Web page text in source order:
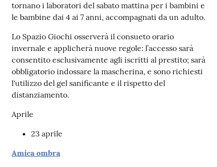
Casa
Piani
Archivio
storico
Decentrate
per
tornano i laboratori del sabato mattina per i bambini e
le bambine dai 4 ai 7 anni, accompagnati da un adulto.
Lo Spazio Giochi osserverà il consueto orario
invernale e applicherà nuove regole: l’accesso sarà
consentito esclusivamente agli iscritti al prestito; sarà
obbligatorio indossare la mascherina, e sono richiesti
l'utilizzo del gel sanificante e il rispetto del
distanziamento.
Aprile
23 aprile
Amica ombra